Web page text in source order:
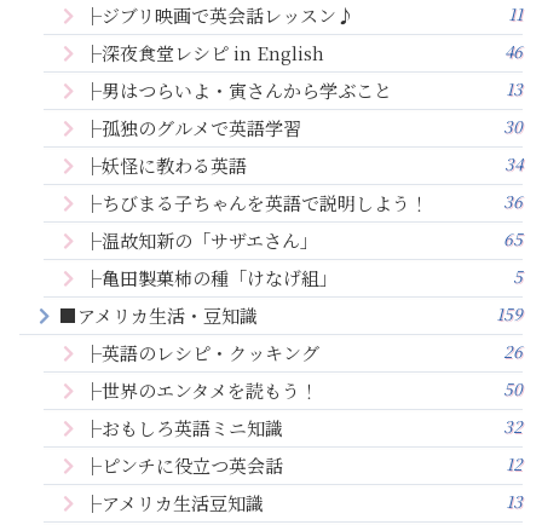
├ジブリ映画で英会話レッスン♪ 11
├深夜食堂レシピ in English 46
├男はつらいよ・寅さんから学ぶこと 13
├孤独のグルメで英語学習 30
├妖怪に教わる英語 34
├ちびまる子ちゃんを英語で説明しよう！ 36
├温故知新の「サザエさん」 65
├亀田製菓柿の種「けなげ組」 5
■アメリカ生活・豆知識 159
├英語のレシピ・クッキング 26
├世界のエンタメを読もう！ 50
├おもしろ英語ミニ知識 32
├ピンチに役立つ英会話 12
├アメリカ生活豆知識 13